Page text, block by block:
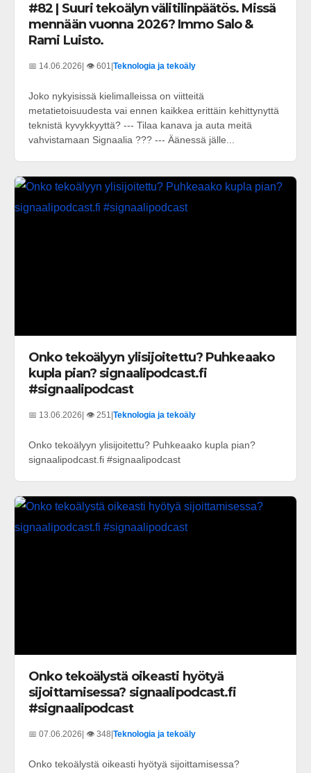
#82 | Suuri tekoälyn välitilinpäätös. Missä
mennään vuonna 2026? Immo Salo &
Rami Luisto.
📅 14.06.2026 | 👁️ 601 Teknologia ja tekoäly
Joko nykyisissä kielimalleissa on viitteitä
metatietoisuudesta vai ennen kaikkea erittäin kehittynyttä
teknistä kyvykkyyttä? --- Tilaa kanava ja auta meitä
vahvistamaan Signaalia ??? --- Äänessä jälle...
Onko tekoälyyn ylisijoitettu? Puhkeaako
kupla pian? signaalipodcast.fi
#signaalipodcast
📅 13.06.2026| 👁️ 251 |Teknologia ja tekoäly
Onko tekoälyyn ylisijoitettu? Puhkeaako kupla pian?
signaalipodcast.fi #signaalipodcast
Onko tekoälystä oikeasti hyötyä
sijoittamisessa? signaalipodcast.fi
#signaalipodcast
📅 07.06.2026 | 👁️ 348 Teknologia ja tekoäly
Onko tekoälystä oikeasti hyötyä sijoittamisessa?